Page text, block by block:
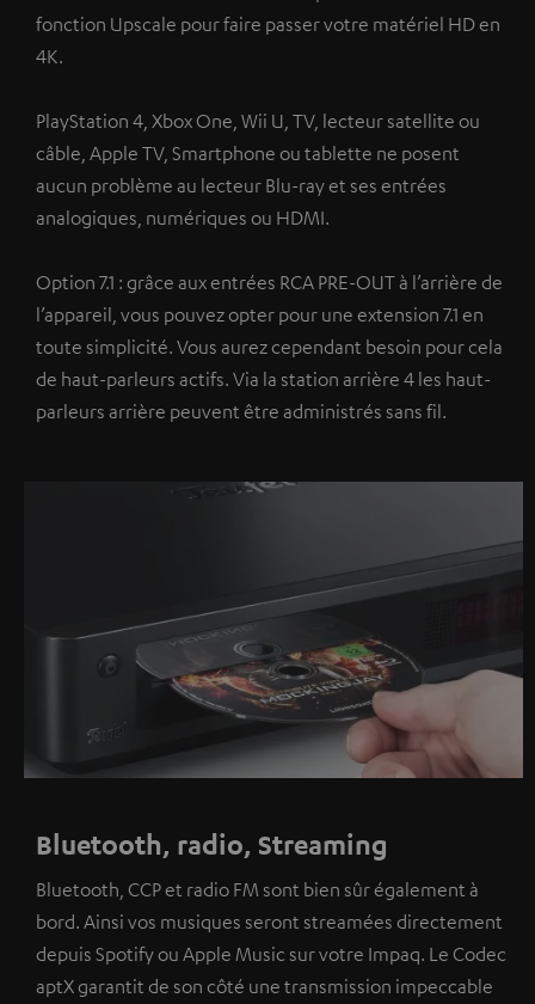
fonction Upscale pour faire passer votre matériel HD en
4K.
PlayStation 4, Xbox One, Wii U, TV, lecteur satellite ou
câble, Apple TV, Smartphone ou tablette ne posent
aucun problème au lecteur Blu-ray et ses entrées
analogiques, numériques ou HDMI.
Option 7.1 : grâce aux entrées RCA PRE-OUT à l’arrière de
l’appareil, vous pouvez opter pour une extension 7.1 en
toute simplicité. Vous aurez cependant besoin pour cela
de haut-parleurs actifs. Via la station arrière 4 les haut-
parleurs arrière peuvent être administrés sans fil.
Bluetooth, radio, Streaming
Bluetooth, CCP et radio FM sont bien sûr également à
bord. Ainsi vos musiques seront streamées directement
depuis Spotify ou Apple Music sur votre Impaq. Le Codec
aptX garantit de son côté une transmission impeccable